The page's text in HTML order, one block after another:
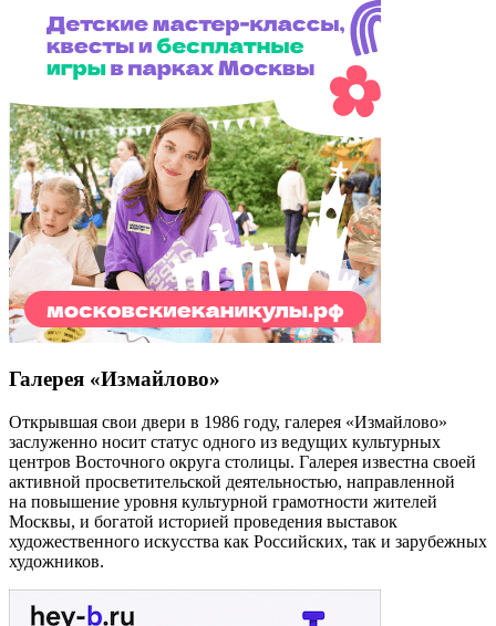
Галерея «Измайлово»
Открывшая свои двери в 1986 году, галерея «Измайлово»
заслуженно носит статус одного из ведущих культурных
центров Восточного округа столицы. Галерея известна своей
активной просветительской деятельностью, направленной
на повышение уровня культурной грамотности жителей
Москвы, и богатой историей проведения выставок
художественного искусства как Российских, так и зарубежных
художников.